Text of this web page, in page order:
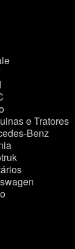
e Tratores
Benz